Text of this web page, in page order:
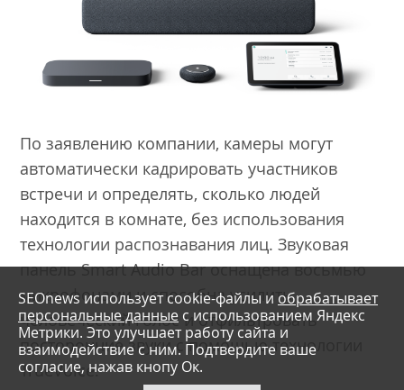
По заявлению компании, камеры могут
автоматически кадрировать участников
встречи и определять, сколько людей
находится в комнате, без использования
технологии распознавания лиц. Звуковая
панель Smart Audio Bar оснащена восьмью
микрофонами и способна усилить
человеческий голос и отфильтровать
посторонние звуки с помощью технологии
TrueVoice.
SEOnews использует cookie-файлы и обрабатывает
персональные данные с использованием Яндекс
Метрики. Это улучшает работу сайта и
взаимодействие с ним. Подтвердите ваше
согласие, нажав кнопу Ок.